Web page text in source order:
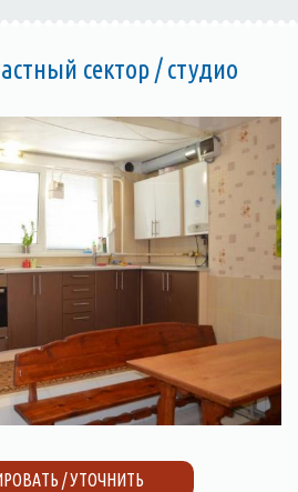
сектор / студио
/ УТОЧНИТЬ